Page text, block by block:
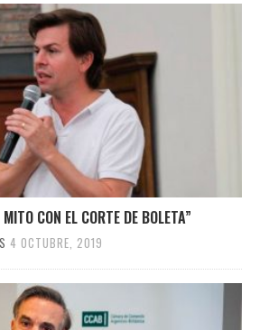
CON EL CORTE DE BOLETA”
4 OCTUBRE, 2019